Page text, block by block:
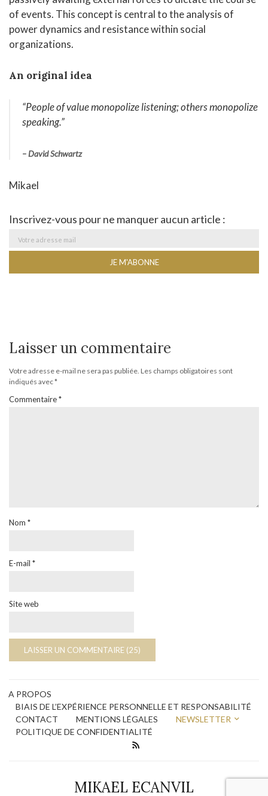
of events. This concept is central to the analysis of
power dynamics and resistance within social
organizations.
An original idea
“People of value monopolize listening; others monopolize
speaking.”
–David Schwartz
Mikael
Inscrivez-vous pour ne manquer aucun article :
Laisser un commentaire
Votre adresse e-mail ne sera pas publiée. Les champs obligatoires sont
indiqués avec*
Commentaire*
Nom *
E-mail *
Site web
A PROPOS
BIAIS DE L’EXPÉRIENCE PERSONNELLE ET RESPONSABILITÉ
CONTACT
MENTIONS LÉGALES
NEWSLETTER
POLITIQUE DE CONFIDENTIALITÉ
MIKAEL ECANVIL